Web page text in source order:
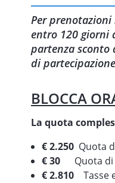
Per
entro 120 giorni
partenza sconto
di
BLOCCA
La quota
€ 2.250 Quota
€ 30 Quota di
€ 2.810
Tasse